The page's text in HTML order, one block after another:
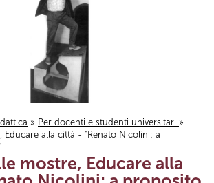
» Per docenti e studenti universitari »
Educare alla città - "Renato Nicolini: a
mostre, Educare alla